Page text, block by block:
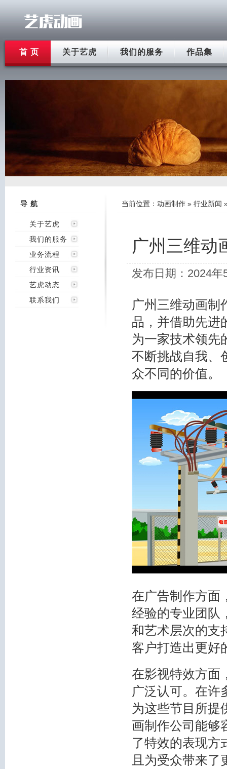
首 页 关于艺虎 我们的服务 作品集
导 航
关于艺虎
我们的服务
业务流程
行业资讯
艺虎动态
联系我们
当前位置： 动画制作 » 行业新闻
广州三维动
发布日期：2024
广州三维动画制
品，并借助先进
为一家技术领先
不断挑战自我、
众不同的价值。
在广告制作方面
经验的专业团队
和艺术层次的支
客户打造出更好
在影视特效方面
广泛认可。在许
为这些节目所提
画制作公司能够
了特效的表现方
且为受众带来了